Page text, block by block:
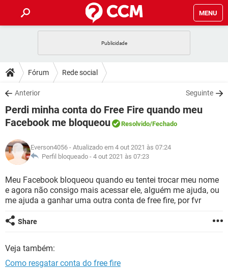
MENU
CELULAR
OUTLOOK
INSTAGRAM GMAIL
GUIA DE COMPRAS
DICAS
JOGOS
OUTLOOK
GUIA DE COMPRAS
DOWNLOADS
JOGOS WHATSAPP
CELULAR FACEBOOK
OUTLOOK EXCEL
INSTAGRAM
GUIA DE COMPRAS
FÓRUM
CELULAR FACEBOOK
INSTAGRAM GMAIL
GUIA DE COMPRAS
GLOSSÁRIO
JOGOS
CELULAR FACEBOOK
OUTLOOK EXCEL
INSTAGRAM
Fórum Rede social
Anterior Seguinte
Perdi minha conta do Free Fire quando meu
Facebook me bloqueou
Resolvido/Fechado
Everson4056 - Atualizado em 4 out 2021 às 07:24
Perfil bloqueado - 4 out 2021 às 07:23
Meu Facebook bloqueou quando eu tentei trocar meu nome
e agora não consigo mais acessar ele, alguém me ajuda, ou
me ajuda a ganhar uma outra conta de free fire, por fvr
Share
Veja também:
Como resgatar conta do free fire